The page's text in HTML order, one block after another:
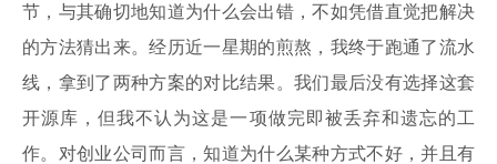
节，与其确切地知道为什么会出错，不如凭借直觉把解决
的方法猜出来。经历近一星期的煎熬，我终于跑通了流水
线，拿到了两种方案的对比结果。我们最后没有选择这套
开源库，但我不认为这是一项做完即被丢弃和遗忘的工
作。对创业公司而言，知道为什么某种方式不好，并且有